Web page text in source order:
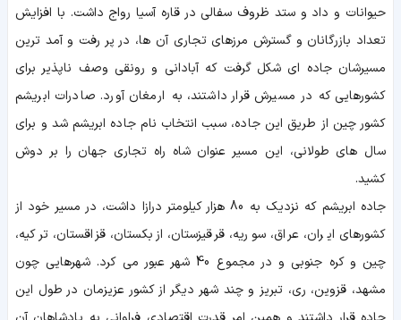
حیوانات و داد و ستد ظروف سفالی در قاره آسیا رواج داشت. با افزایش
تعداد بازرگانان و گسترش مرزهای تجاری آن ها، در پر رفت و آمد ترین
مسیرشان جاده ای شکل گرفت که آبادانی و رونقی وصف ناپذیر برای
کشورهایی که در مسیرش قرار داشتند، به ارمغان آورد. صادرات ابریشم
کشور چین از طریق این جاده، سبب انتخاب نام جاده ابریشم شد و برای
سال های طولانی، این مسیر عنوان شاه راه تجاری جهان را بر دوش
کشید.
جاده ابریشم که نزدیک به 80 هزار کیلومتر درازا داشت، در مسیر خود از
کشورهای ایران، عراق، سوریه، قرقیزستان، ازبکستان، قزاقستان، ترکیه،
چین و کره جنوبی و در مجموع 40 شهر عبور می کرد. شهرهایی چون
مشهد، قزوین، ری، تبریز و چند شهر دیگر از کشور عزیزمان در طول این